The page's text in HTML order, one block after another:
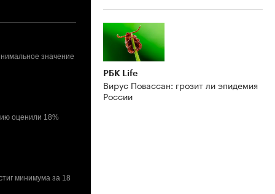
значение
оценили 18%
минимума за 18
РБК Life
Вирус Повассан: грозит ли эпидемия
России